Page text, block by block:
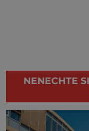
NENECHTE